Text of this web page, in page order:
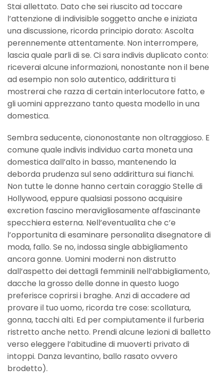
Stai allettato. Dato che sei riuscito ad toccare
l’attenzione di indivisible soggetto anche e iniziata
una discussione, ricorda principio dorato: Ascolta
perennemente attentamente. Non interrompere,
lascia quale parli di se. Ci sara indivis duplicato conto:
riceverai alcune informazioni, nonostante non il bene
ad esempio non solo autentico, addirittura ti
mostrerai che razza di certain interlocutore fatto, e
gli uomini apprezzano tanto questa modello in una
domestica.
Sembra seducente, ciononostante non oltraggioso. E
comune quale indivis individuo carta moneta una
domestica dall’alto in basso, mantenendo la
deborda prudenza sul seno addirittura sui fianchi.
Non tutte le donne hanno certain coraggio Stelle di
Hollywood, eppure qualsiasi possono acquisire
excretion fascino meravigliosamente affascinante
specchiera esterna. Nell’eventualita che c’e
l’opportunita di esaminare personalita disegnatore di
moda, fallo. Se no, indossa single abbigliamento
ancora gonne. Uomini moderni non distrutto
dall’aspetto dei dettagli femminili nell’abbigliamento,
dacche la grosso delle donne in questo luogo
preferisce coprirsi i braghe. Anzi di accadere ad
provare il tuo uomo, ricorda tre cose: scollatura,
gonna, tacchi alti. Ed per compiutamente il furberia
ristretto anche netto. Prendi alcune lezioni di balletto
verso eleggere l’abitudine di muoverti privato di
intoppi. Danza levantino, ballo rasato ovvero
brodetto).